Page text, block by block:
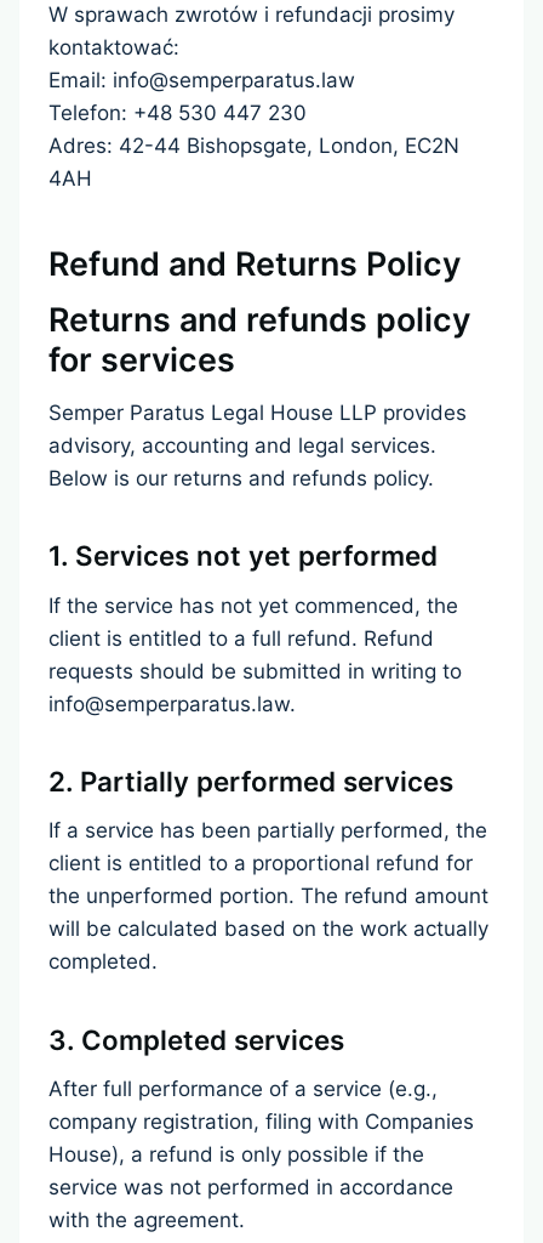
W sprawach zwrotów i refundacji prosimy
kontaktować:
Email: info@semperparatus.law
Telefon: +48 530 447 230
Adres: 42-44 Bishopsgate, London, EC2N
4AH
Refund and Returns Policy
Returns and refunds policy
for services
Semper Paratus Legal House LLP provides
advisory, accounting and legal services.
Below is our returns and refunds policy.
1. Services not yet performed
If the service has not yet commenced, the
client is entitled to a full refund. Refund
requests should be submitted in writing to
info@semperparatus.law.
2. Partially performed services
If a service has been partially performed, the
client is entitled to a proportional refund for
the unperformed portion. The refund amount
will be calculated based on the work actually
completed.
3. Completed services
After full performance of a service (e.g.,
company registration, filing with Companies
House), a refund is only possible if the
service was not performed in accordance
with the agreement.